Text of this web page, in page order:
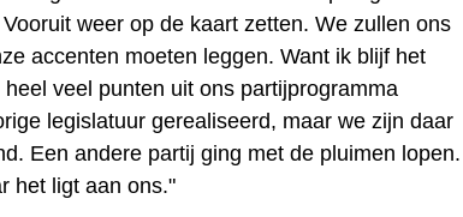
weer op de kaart zetten. We zullen ons
accenten moeten leggen. Want ik blijf het
veel punten uit ons partijprogramma
legislatuur gerealiseerd, maar we zijn daar
Een andere partij ging met de pluimen lopen.
het ligt aan ons."